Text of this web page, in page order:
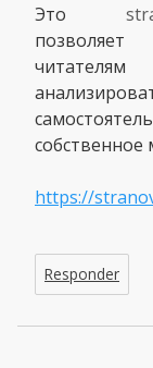
Это
позволяет
читателям
собственное
https://
Responder